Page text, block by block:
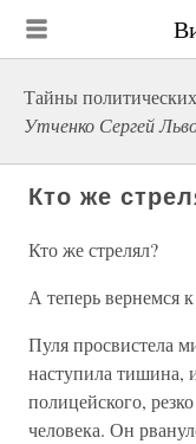
Тайны
Утченко Сергей
Кто же
Кто же стрелял?
А теперь вернемся
Пуля просвистела
наступила тишина,
полицейского,
человека. Он